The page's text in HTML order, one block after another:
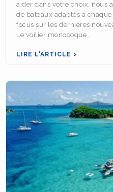
aider dans votre choix, nous
de bateaux adaptés à
focus sur les dernières
Le voilier monocoque…
LIRE L'ARTICLE >